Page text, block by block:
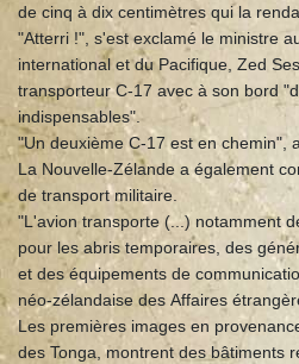
de cinq à dix centimètres qui la
"Atterri !", s'est exclamé le ministre
international et du Pacifique, Zed
transporteur C-17 avec à son bord
indispensables".
"Un deuxième C-17 est en chemin",
La Nouvelle-Zélande a également
de transport militaire.
"L'avion transporte (...) notamment
pour les abris temporaires, des
et des équipements de
néo-zélandaise des Affaires
Les premières images en
des Tonga, montrent des bâtiments